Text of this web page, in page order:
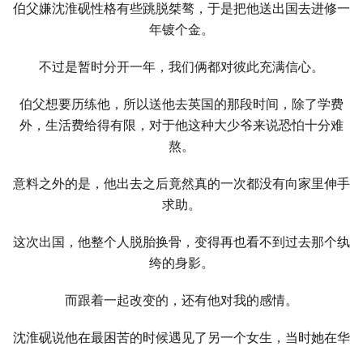
伯父嫌沈淮砚性格有些跳脱桀骜，于是把他送出国去进修一
年镀个金。
不过是暂时分开一年，我们俩都对彼此充满信心。
伯父想要历练他，所以送他去英国的那段时间，除了学费
外，生活费给得有限，对于他这种大少爷来说恐怕十分难
熬。
意料之外的是，他出去之后竟然真的一次都没有向家里伸手
求助。
这次出国，他整个人脱胎换骨，变得再也看不到过去那个纨
绔的身影。
而跟着一起改变的，还有他对我的感情。
沈淮砚说他在最困苦的时候遇见了另一个女生，当时她在华